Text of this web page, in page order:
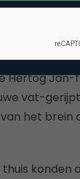
was begin
en
tijdens
Hertog Jan-
vat-
het brein
konden